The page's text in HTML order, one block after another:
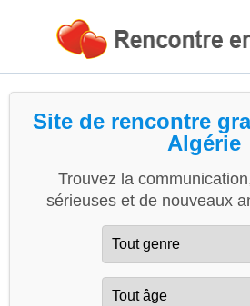
Site de rencontre
Algérie
Trouvez la
sérieuses et de nouveaux